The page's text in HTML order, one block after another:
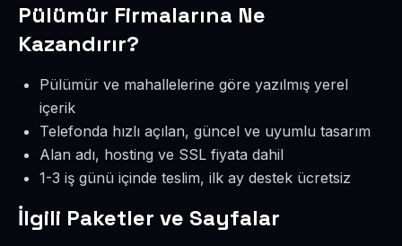
Pülümür Firmalarına Ne
Kazandırır?
Pülümür ve mahallelerine göre yazılmış yerel
içerik
Telefonda hızlı açılan, güncel ve uyumlu tasarım
Alan adı, hosting ve SSL fiyata dahil
1-3 iş günü içinde teslim, ilk ay destek ücretsiz
İlgili Paketler ve Sayfalar